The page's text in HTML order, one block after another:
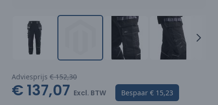
Adviesprijs € 152,30
€ 137,07 Excl. BTW Bespaar € 15,23